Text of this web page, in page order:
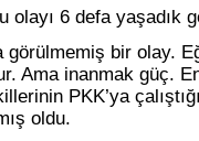
olayı 6 defa yaşadık
görülmemiş bir olay.
Ama inanmak güç.
PKK’ya
oldu.